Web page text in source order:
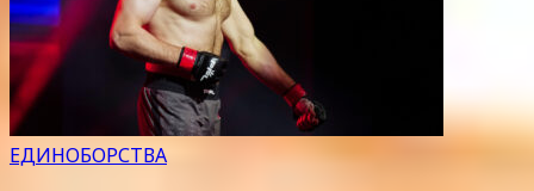
ЕДИНОБОРСТВА